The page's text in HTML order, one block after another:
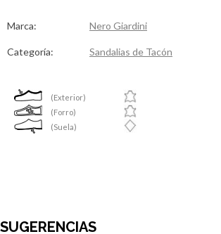
Marca: Nero Giardini
Categoría: Sandalias de Tacón
(Exterior)
(Forro)
(Suela)
SUGERENCIAS